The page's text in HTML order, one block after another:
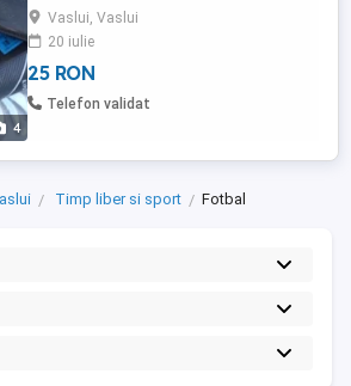
4
teren, doar le-a testat in casă. Răspund la
mesaje in aplicație. Trimit prin Fan Courier(
deschidere colet la livrare) sau Poșta
Română.
Vaslui, Vaslui
20 iulie
25 RON
Telefon validat
Timp liber si sport Fotbal